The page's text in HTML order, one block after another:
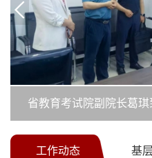
省教育考试院副院长葛
工作动态
基